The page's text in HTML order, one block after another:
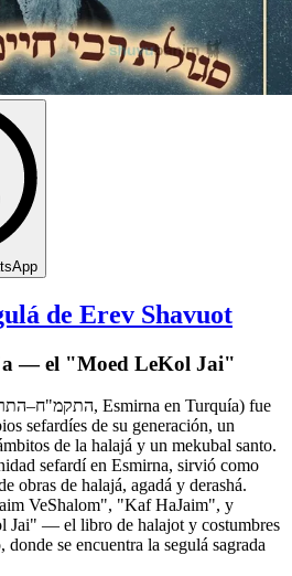
de Erev Shavuot
— el "Moed LeKol Jai"
sefardíes de su generación, un
de la halajá y un mekubal santo.
sefardí en Esmirna, sirvió como
obras de halajá, agadá y derashá.
VeShalom", "Kaf HaJaim", y
Jai" — el libro de halajot y costumbres
donde se encuentra la segulá sagrada